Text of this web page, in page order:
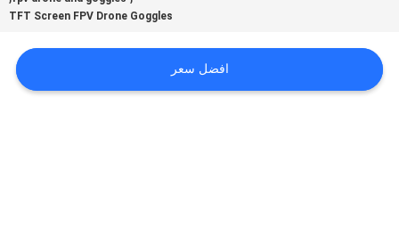
ONLINE
TFT Screen FPV Drone Goggles
افضل سعر